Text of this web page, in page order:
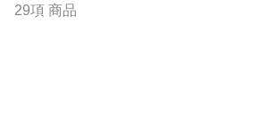
29項 商品